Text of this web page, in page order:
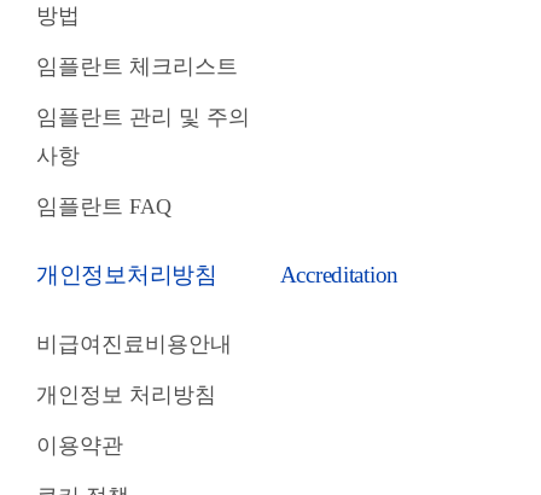
방법
임플란트 체크리스트
임플란트 관리 및 주의
사항
임플란트 FAQ
개인정보처리방침
비급여진료비용안내
개인정보 처리방침
이용약관
Accreditation